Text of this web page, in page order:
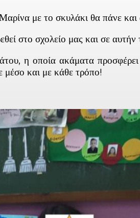
με το σκυλάκι θα πάνε
στο σχολείο μας και σε
η οποία ακάματα προσφέρει
μέσο και με κάθε τρόπο!